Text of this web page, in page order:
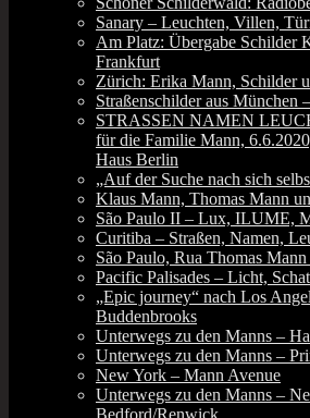
Sanary – Leuchten, Villen,
Am Platz: Übergabe Schilder
Frankfurt
Zürich: Erika Mann, Schilder
Straßenschilder aus München
STRASSEN NAMEN
für die Familie Mann,
Haus Berlin
„Auf der Suche nach sich
Klaus Mann, Thomas Mann
São Paulo II – Lux, ILUME,
Curitiba – Straßen, Namen,
São Paulo, Rua Thomas
Pacific Palisades – Licht,
„Epic journey“ nach Los
Buddenbrooks
Unterwegs zu den Manns –
Unterwegs zu den Manns –
New York – Mann Avenue
Unterwegs zu den Manns –
Bedford/Renwick